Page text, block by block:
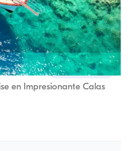
Barco nuevo
en Impresionante Calas